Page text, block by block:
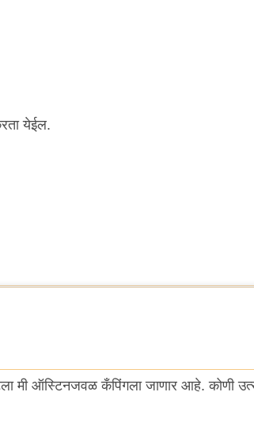
येईल.
मी ऑस्टिनजवळ कँपिंगला जाणार आहे. कोणी